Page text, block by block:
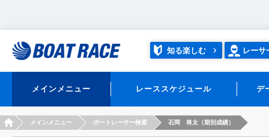
知る楽しむ レーサ
メインメニュー レーススケジュール デ
HOMEメインメニュー ボートレーサー検索 石岡 将太（期別成績）